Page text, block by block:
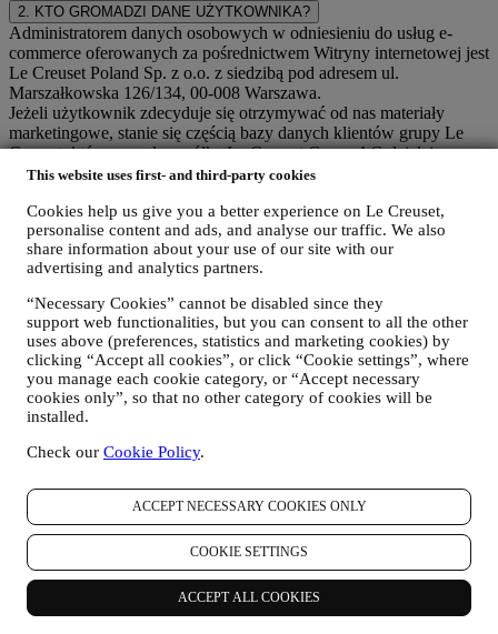
This website uses first- and third-party cookies
Cookies help us give you a better experience on Le Creuset,
personalise content and ads, and analyse our traffic. We also
share information about your use of our site with our
advertising and analytics partners.
“Necessary Cookies” cannot be disabled since they
support web functionalities, but you can consent to all the other
uses above (preferences, statistics and marketing cookies) by
clicking “Accept all cookies”, or click “Cookie settings”, where
you manage each cookie category, or “Accept necessary
cookies only”, so that no other category of cookies will be
installed.
Check our Cookie Policy.
ACCEPT NECESSARY COOKIES ONLY
COOKIE SETTINGS
ACCEPT ALL COOKIES
2. KTO GROMADZI DANE UŻYTKOWNIKA?
Administratorem danych osobowych w odniesieniu do usług e-
commerce oferowanych za pośrednictwem Witryny internetowej jest
Le Creuset Poland Sp. z o.o. z siedzibą pod adresem ul.
Marszałkowska 126/134, 00-008 Warszawa.
Jeżeli użytkownik zdecyduje się otrzymywać od nas materiały
marketingowe, stanie się częścią bazy danych klientów grupy Le
Creuset, którą zarządza spółka Le Creuset Group AG działającą w
charakterze administratora z siedzibą pod adresem Neuhofstrasse 4 ,
w UE Le Creuset SL, numer VAT B62153630, z siedzibą w Paseo
de Gracia 9, 2º, 08007 Barcelona, Hiszpania), w oparciu o umowę o
współadministrowaniu, która zasadniczo zapewnia (a) Le Creuset
Group AG odpowiedzialną za ogólną strategię marketingową i
korzystające ze wspomnianej strategii i wdrażające ją, a także
niezależnie opracowujące komunikację/inicjatywy marketingowe
lokalnie w Polsce (c) obaj współadministratorzy zobowiązani do
rozpatrywania wniosków o prawa osoby, której dane dotyczą.
3. DLACZEGO GROMADZIMY TE DANE?
Dane osobowe mogą być przetwarzane do następujących celów:
W CELU WYPEŁNIENIA OBOWIĄZKÓW
Możemy przetwarzać niektóre dane dotyczące użytkownika,
aby wypełnić nasze obowiązki prawne i inne obowiązki
wynikające z poleceń otrzymanych od władz.
W CELU UTWORZENIA KONTA LE CREUSET
Będziemy wykorzystywać dane osobowe użytkownika do
utworzenia konta Le Creuset, które umożliwi mu dostęp do
serii korzyści udostępnianych zarejestrowanym